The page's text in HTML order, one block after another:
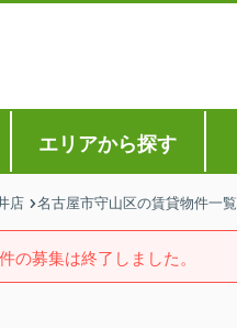
エリアから探す
店 名古屋市守山区の賃貸物件一覧
の募集は終了しました。